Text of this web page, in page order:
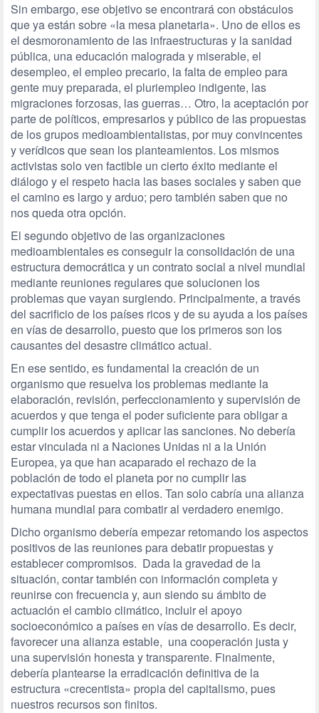
Sin embargo, ese objetivo se encontrará con obstáculos
que ya están sobre «la mesa planetaria». Uno de ellos es
el desmoronamiento de las infraestructuras y la sanidad
pública, una educación malograda y miserable, el
desempleo, el empleo precario, la falta de empleo para
gente muy preparada, el pluriempleo indigente, las
migraciones forzosas, las guerras… Otro, la aceptación por
parte de políticos, empresarios y público de las propuestas
de los grupos medioambientalistas, por muy convincentes
y verídicos que sean los planteamientos. Los mismos
activistas solo ven factible un cierto éxito mediante el
diálogo y el respeto hacia las bases sociales y saben que
el camino es largo y arduo; pero también saben que no
nos queda otra opción.
El segundo objetivo de las organizaciones
medioambientales es conseguir la consolidación de una
estructura democrática y un contrato social a nivel mundial
mediante reuniones regulares que solucionen los
problemas que vayan surgiendo. Principalmente, a través
del sacrificio de los países ricos y de su ayuda a los países
en vías de desarrollo, puesto que los primeros son los
causantes del desastre climático actual.
En ese sentido, es fundamental la creación de un
organismo que resuelva los problemas mediante la
elaboración, revisión, perfeccionamiento y supervisión de
acuerdos y que tenga el poder suficiente para obligar a
cumplir los acuerdos y aplicar las sanciones. No debería
estar vinculada ni a Naciones Unidas ni a la Unión
Europea, ya que han acaparado el rechazo de la
población de todo el planeta por no cumplir las
expectativas puestas en ellos. Tan solo cabría una alianza
humana mundial para combatir al verdadero enemigo.
Dicho organismo debería empezar retomando los aspectos
positivos de las reuniones para debatir propuestas y
establecer compromisos. Dada la gravedad de la
situación, contar también con información completa y
reunirse con frecuencia y, aun siendo su ámbito de
actuación el cambio climático, incluir el apoyo
socioeconómico a países en vías de desarrollo. Es decir,
favorecer una alianza estable, una cooperación justa y
una supervisión honesta y transparente. Finalmente,
debería plantearse la erradicación definitiva de la
estructura «crecentista» propia del capitalismo, pues
nuestros recursos son finitos.